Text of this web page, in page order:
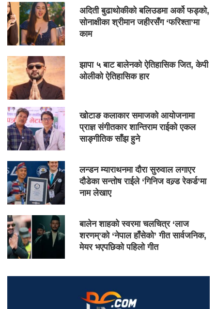
अदिती बुढाथोकीको बलिउडमा अर्को फड्को,
सोनाक्षीका श्रीमान जहीरसँग ‘फरिश्ता’मा
काम
झापा ५ बाट बालेनको ऐतिहासिक जित, केपी
ओलीको ऐतिहासिक हार
खोटाङ कलाकार समाजको आयोजनामा
प्राज्ञ संगीतकार शान्तिराम राईको एकल
साङ्गीतिक साँझ हुने
लन्डन म्याराथनमा दौरा सुरुवाल लगाएर
दौडेका सन्तोष राईले ‘गिनिज वल्र्ड रेकर्ड’मा
नाम लेखाए
बालेन शाहको स्वरमा चलचित्र ‘लाज
शरणम्’को ‘नेपाल हाँसेको’ गीत सार्वजनिक,
मेयर भएपछिको पहिलो गीत